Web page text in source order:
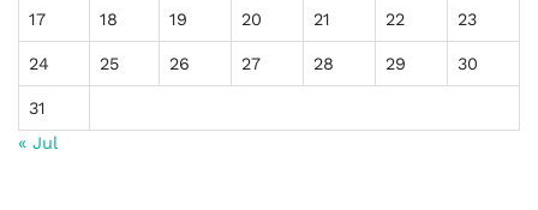
17 18 19 20 21 22 23
24 25 26 27 28 29 30
31
« Jul